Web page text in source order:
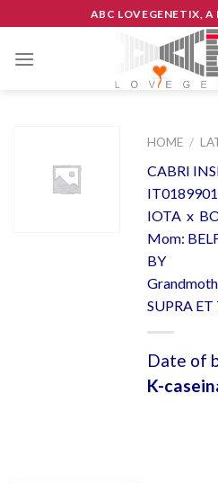
to
content
ABC LOVEGENETIX, A
HOME /
CABRI
IOTA x
Mom:
BY
SUPRA ET
Date of
K-